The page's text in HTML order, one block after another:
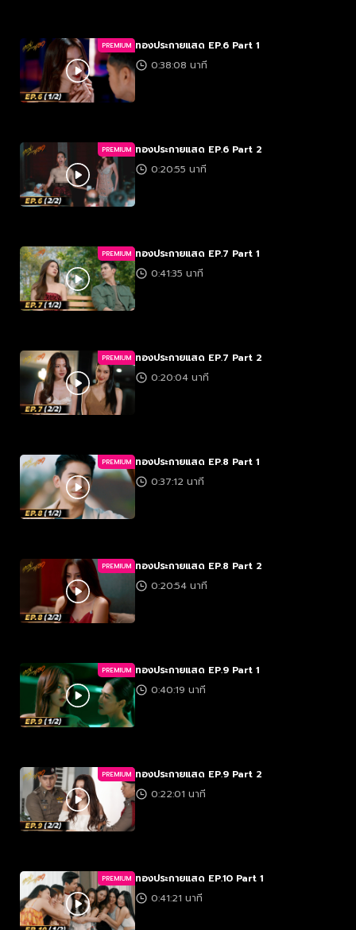
PREMIUM ทองประกายแสด EP.6 Part 1
0:38:08 นาที
PREMIUM ทองประกายแสด EP.6 Part 2
0:20:55 นาที
PREMIUM ทองประกายแสด EP.7 Part 1
0:41:35 นาที
PREMIUM ทองประกายแสด EP.7 Part 2
0:20:04 นาที
PREMIUM ทองประกายแสด EP.8 Part 1
0:37:12 นาที
PREMIUM ทองประกายแสด EP.8 Part 2
0:20:54 นาที
PREMIUM ทองประกายแสด EP.9 Part 1
0:40:19 นาที
PREMIUM ทองประกายแสด EP.9 Part 2
0:22:01 นาที
PREMIUM ทองประกายแสด EP.10 Part 1
0:41:21 นาที